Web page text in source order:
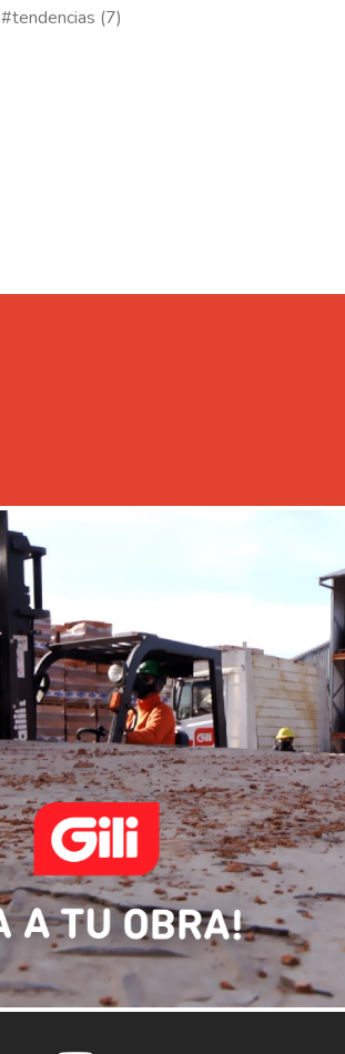
#tendencias (7)